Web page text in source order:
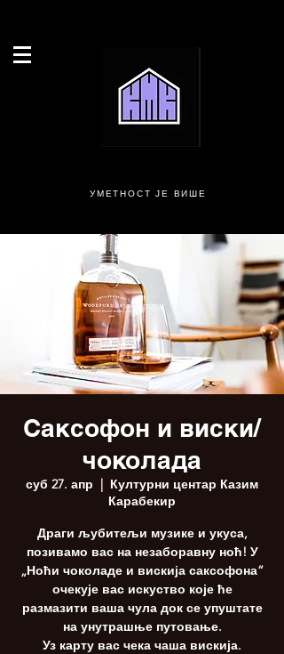
УМЕТНОСТ ЈЕ ВИШЕ
Саксофон и виски/
чоколада
суб 27. апр
  |
Културни центар Казим
Карабекир
Драги љубитељи музике и укуса,
позивамо вас на незаборавну ноћ! У
„Ноћи чоколаде и вискија саксофона“
очекује вас искуство које ће
размазити ваша чула док се упуштате
на унутрашње путовање.
Уз карту вас чека чаша вискија.